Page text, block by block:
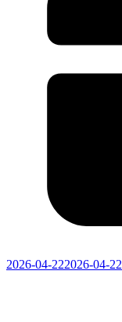
2026-04-222026-04-22